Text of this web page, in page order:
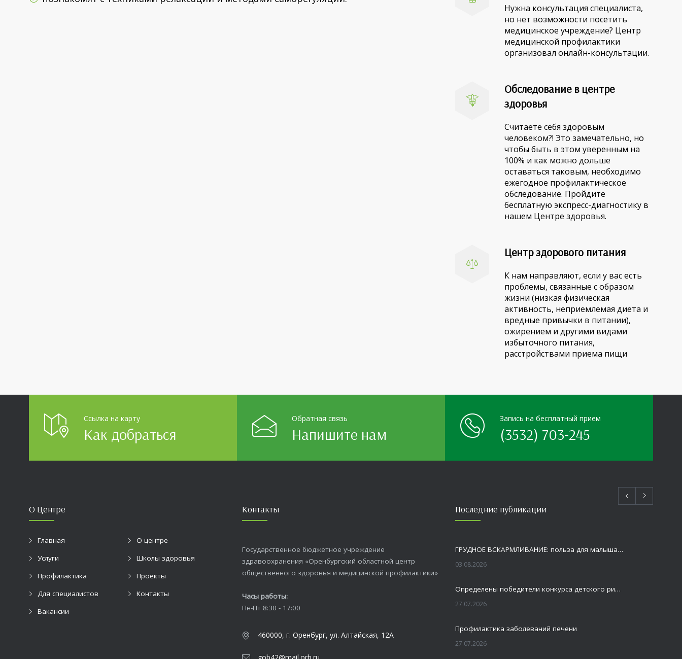
Нужна консультация специалиста,
но нет возможности посетить
медицинское учреждение? Центр
медицинской профилактики
организовал онлайн-консультации.
Обследование в центре
здоровья
Считаете себя здоровым
человеком?! Это замечательно, но
чтобы быть в этом уверенным на
100% и как можно дольше
оставаться таковым, необходимо
ежегодное профилактическое
обследование. Пройдите
бесплатную экспресс-диагностику в
нашем Центре здоровья.
Центр здорового питания
К нам направляют, если у вас есть
проблемы, связанные с образом
жизни (низкая физическая
активность, неприемлемая диета и
вредные привычки в питании),
ожирением и другими видами
избыточного питания,
расстройствами приема пищи
Ссылка на карту
Как добраться
Обратная связь
Напишите нам
Запись на бесплатный прием
(3532) 703-245
О Центре
Главная
О центре
Услуги
Школы здоровья
Профилактика
Проекты
Для специалистов
Контакты
Вакансии
Контакты
Государственное бюджетное учреждение
здравоохранения «Оренбургский областной центр
общественного здоровья и медицинской профилактики»
Часы работы:
Пн-Пт 8:30 - 17:00
460000, г. Оренбург, ул. Алтайская, 12А
Последние публикации
ГРУДНОЕ ВСКАРМЛИВАНИЕ: польза для малыша и мамы
03.08.2026
Определены победители конкурса детского рисунка «Я шагаю по Оренбуржью»
27.07.2026
Профилактика заболеваний печени
27.07.2026